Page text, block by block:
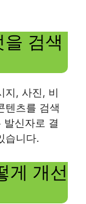
검색
지, 사진, 비
텐츠를 검색
신자로 결
습니다.
게 개선